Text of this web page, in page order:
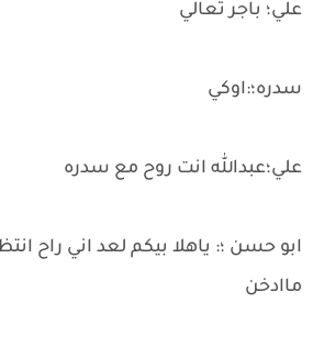
علي؛ باجر تعالي
سدره؛:اوكي
علي؛عبدالله انت روح مع سدره
ابو حسن ؛: ياهلا بيكم لعد اني راح
ماادخن